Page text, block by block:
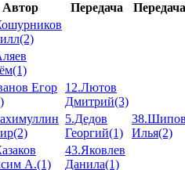
Автор Передача
Передача
Егор
12.Лютов
Дмитрий(3)
5.Дедов
Георгий(1)
Илья(2)
А.(1)
43.Яковлев
Данила(1)